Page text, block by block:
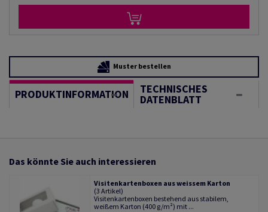
Muster bestellen
PRODUKTINFORMATION TECHNISCHES
DATENBLATT
Das könnte Sie auch interessieren
Visitenkartenboxen aus weissem Karton
(3 Artikel)
Visitenkartenboxen bestehend aus stabilem,
weißem Karton (400 g/m²) mit ...